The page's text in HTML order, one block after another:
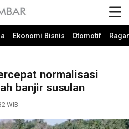
Ekonomi Bisnis Otomotif
normalisasi
banjir susulan
WIB